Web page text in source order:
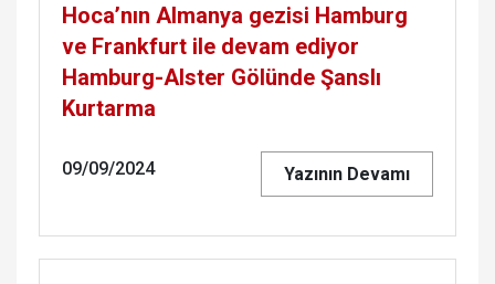
Hoca’nın Almanya gezisi Hamburg
ve Frankfurt ile devam ediyor
Hamburg-Alster Gölünde Şanslı
Kurtarma
09/09/2024 Yazının Devamı